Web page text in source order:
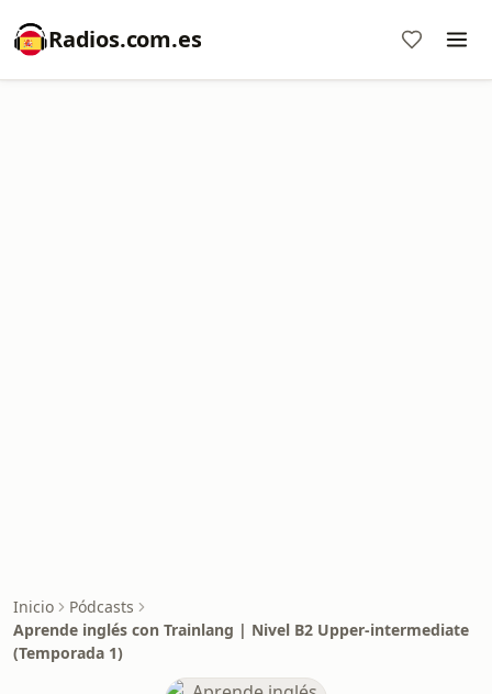
Radios.com.es
Inicio
Pódcasts
Aprende inglés con Trainlang | Nivel B2 Upper-intermediate
(Temporada 1)